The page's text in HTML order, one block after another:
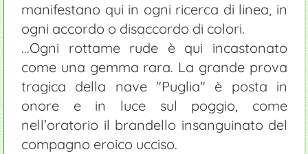
manifestano qui in ogni ricerca di linea, in
ogni accordo o disaccordo di colori.
...Ogni rottame rude è qui incastonato
come una gemma rara. La grande prova
tragica della nave "Puglia" è posta in
onore e in luce sul poggio, come
nell’oratorio il brandello insanguinato del
compagno eroico ucciso.